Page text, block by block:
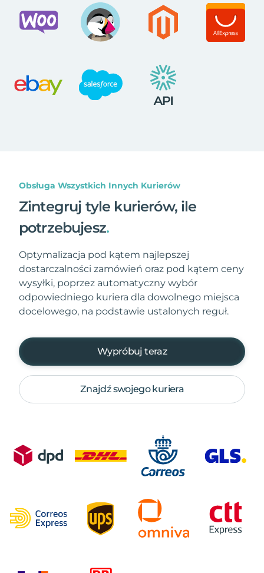
Obsługa Wszystkich Innych Kurierów
Zintegruj tyle kurierów, ile
potrzebujesz.
Optymalizacja pod kątem najlepszej
dostarczalności zamówień oraz pod kątem ceny
wysyłki, poprzez automatyczny wybór
odpowiedniego kuriera dla dowolnego miejsca
docelowego, na podstawie ustalonych reguł.
Wypróbuj teraz
Znajdź swojego kuriera